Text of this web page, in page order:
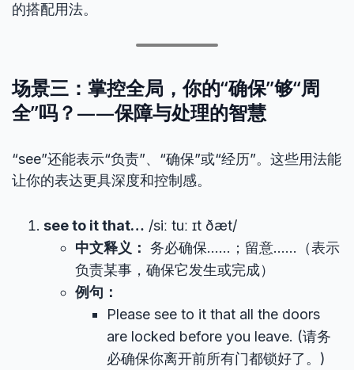
的搭配用法。
场景三：掌控全局，你的“确保”够“周
全”吗？——保障与处理的智慧
“see”还能表示“负责”、“确保”或“经历”。这些用法能
让你的表达更具深度和控制感。
see to it that… /siː tuː ɪt ðæt/
中文释义： 务必确保……；留意……（表示
负责某事，确保它发生或完成）
例句：
Please see to it that all the doors
are locked before you leave. (请务
必确保你离开前所有门都锁好了。)